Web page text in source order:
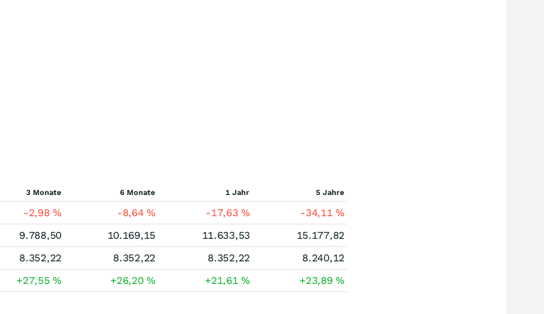
3 Monate 6 Monate 1 Jahr 5 Jahre
-2,98% -8,64% -17,63% -34,11%
9.788,50 10.169,15 11.633,53
15.177,82
8.352,22 8.352,22 8.352,22
8.240,12
+27,55% +26,20% +21,61% +23,89%